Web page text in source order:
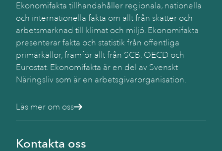
Ekonomifakta tillhandahåller regionala, nationella
och internationella fakta om allt från skatter och
arbetsmarknad till klimat och miljö. Ekonomifakta
presenterar fakta och statistik från offentliga
primärkällor, framför allt från SCB, OECD och
Eurostat. Ekonomifakta är en del av Svenskt
Näringsliv som är en arbetsgivarorganisation.
Läs mer om oss
Kontakta oss